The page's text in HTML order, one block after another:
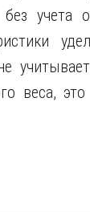
учета
веса, это